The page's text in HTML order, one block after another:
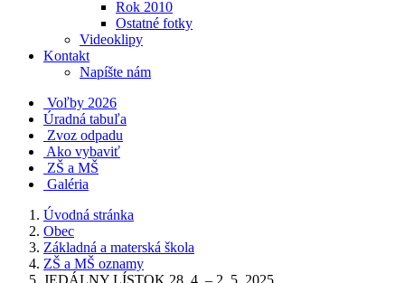
Rok 2010
Ostatné fotky
Videoklipy
Kontakt
Napíšte nám
Voľby 2026
Úradná tabuľa
Zvoz odpadu
Ako vybaviť
ZŠ a MŠ
Galéria
Úvodná stránka
Obec
Základná a materská škola
ZŠ a MŠ oznamy
JEDÁLNY LÍSTOK 28. 4. – 2. 5. 2025